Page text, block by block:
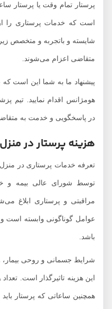
پرستار تمام وقت یا پرستار
است که خدمات پرستاری را ارائه
شایسته و باتجربه و متخصص زیر
متقاضی اعزام می‌شوند.
پیشنهاد ما به شما این است که
هومژانس اقدام نمایید. تیم
در پاسخگویی و خدمت به متقاضیان
هزینه پرستار در منزل 1403
تعرفه خدمات پرستاری در منزل و
توسط شورای عالی بیمه و
مراقبتی و پرستاری ابلاغ
عوامل گوناگونی وابسته است و
شرایط جسمانی و روحی بیمار،
این هزینه تاثیرگذار است. تعداد و
همچنین ساعاتی که پرستار باید